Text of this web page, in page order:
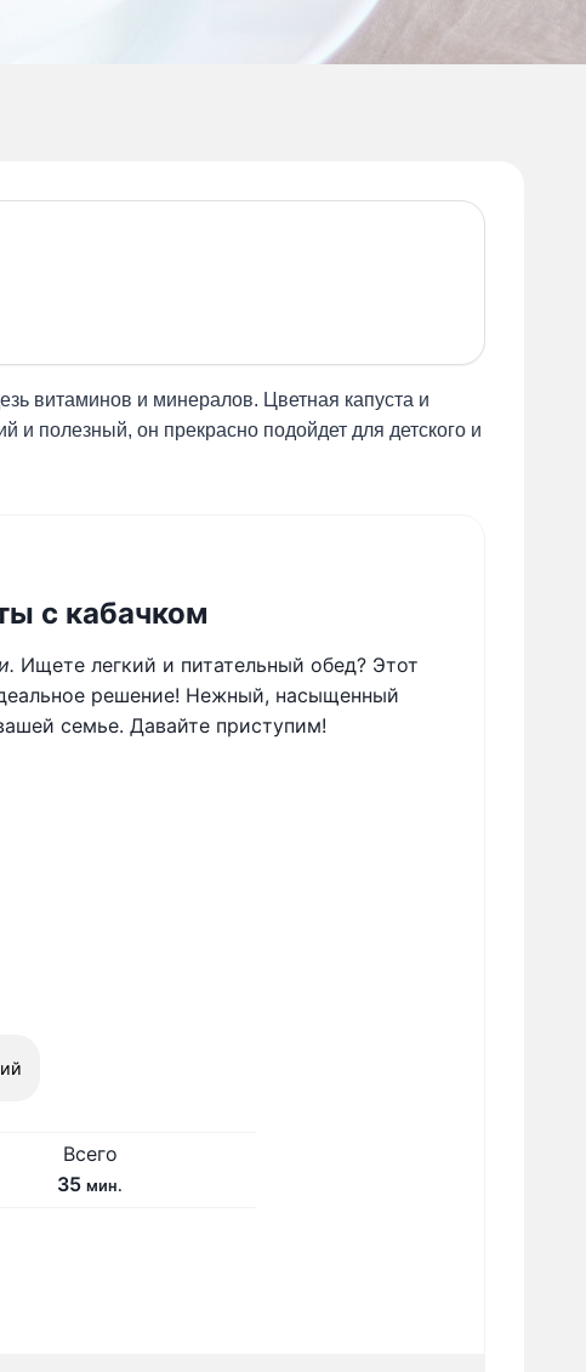
витаминов и минералов. Цветная капуста и
и полезный, он прекрасно подойдет для детского и
с кабачком
Ищете легкий и питательный обед? Этот
решение! Нежный, насыщенный
семье. Давайте приступим!
Всего
35ммин.